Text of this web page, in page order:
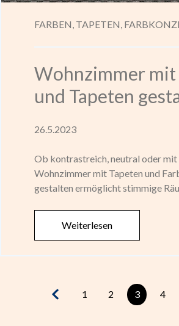
FARBEN, TAPETEN,
Wohnzimmer mit
und Tapeten
26.5.2023
Ob kontrastreich, neutral oder
Wohnzimmer mit Tapeten und
gestalten ermöglicht stimmige
Weiterlesen
1 2 3 4